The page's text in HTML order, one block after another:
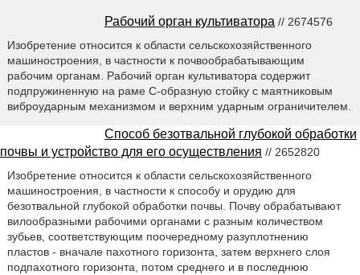
Рабочий орган культиватора // 2674576
Изобретение относится к области сельскохозяйственного
машиностроения, в частности к почвообрабатывающим
рабочим органам. Рабочий орган культиватора содержит
подпружиненную на раме С-образную стойку с маятниковым
виброударным механизмом и верхним ударным ограничителем.
Способ безотвальной глубокой обработки
почвы и устройство для его осуществления // 2652820
Изобретение относится к области сельскохозяйственного
машиностроения, в частности к способу и орудию для
безотвальной глубокой обработки почвы. Почву обрабатывают
вилообразными рабочими органами с разным количеством
зубьев, соответствующим поочередному разуплотнению
пластов - вначале пахотного горизонта, затем верхнего слоя
подпахотного горизонта, потом среднего и в последнюю